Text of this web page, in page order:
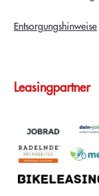
Entsorgungshinweise
Leasingpartner